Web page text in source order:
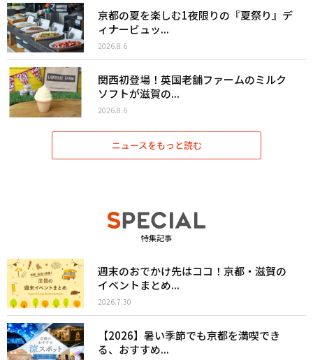
京都の夏を楽しむ1夜限りの『夏祭り』デ
ィナービュッ...
2026.8.6
関西初登場！英国老舗ファームのミルク
ソフトが滋賀の...
2026.8.6
ニュースをもっと読む
特集記事
週末のおでかけ先はココ！京都・滋賀の
イベントまとめ...
2026.7.30
【2026】暑い季節でも京都を満喫でき
る、おすすめ...